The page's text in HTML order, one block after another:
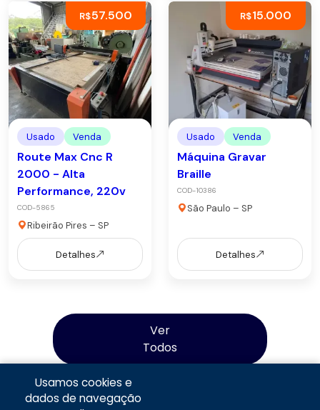
R$57.500
Usado Venda
Route Max Cnc R
2000 - Alta
Performance, 220v
COD-5865
Ribeirão Pires – SP
Detalhes
R$15.000
Usado Venda
Máquina Gravar
Braille
COD-10386
São Paulo – SP
Detalhes
Ver
Todos
Usamos cookies e
dados de navegação